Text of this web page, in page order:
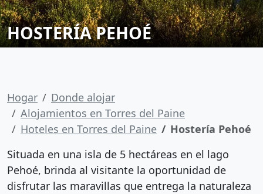
HOSTERÍA PEHOÉ
Hogar
Donde alojar
Alojamientos en Torres del Paine
Hoteles en Torres del Paine
Hostería Pehoé
Situada en una isla de 5 hectáreas en el lago
Pehoé, brinda al visitante la oportunidad de
disfrutar las maravillas que entrega la naturaleza